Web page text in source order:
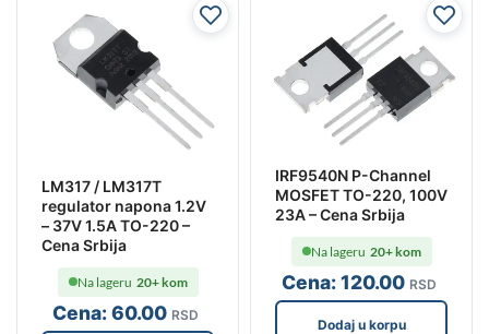
LM317 / LM317T
regulator napona 1.2V
– 37V 1.5A TO-220 –
Cena Srbija
Cena:60.00 RSD
Na lageru 20+ kom
IRF9540N P-Channel
MOSFET TO-220, 100V
23A – Cena Srbija
Cena:120.00 RSD
Na lageru 20+ kom
Dodaj u korpu